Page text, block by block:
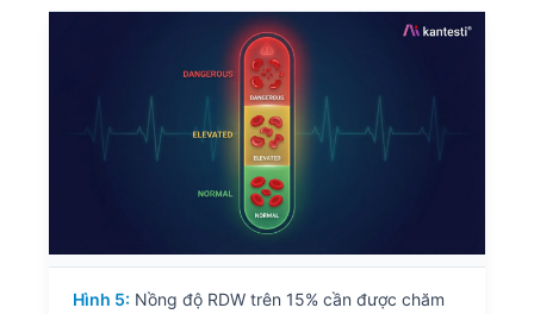
Hình 5: Nồng độ RDW trên 15% cần được chăm